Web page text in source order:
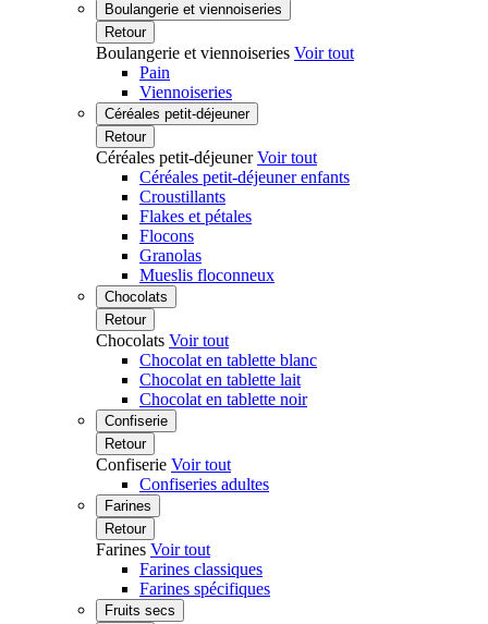
Boulangerie et viennoiseries
Retour
Boulangerie et viennoiseries Voir tout
Pain
Viennoiseries
Céréales petit-déjeuner
Retour
Céréales petit-déjeunerVoir tout
Céréales petit-déjeuner enfants
Croustillants
Flakes et pétales
Flocons
Granolas
Mueslis floconneux
Chocolats
Retour
Chocolats Voir tout
Chocolat en tablette blanc
Chocolat en tablette lait
Chocolat en tablette noir
Confiserie
Retour
Confiserie Voir tout
Confiseries adultes
Farines
Retour
Farines Voir tout
Farines classiques
Farines spécifiques
Fruits secs